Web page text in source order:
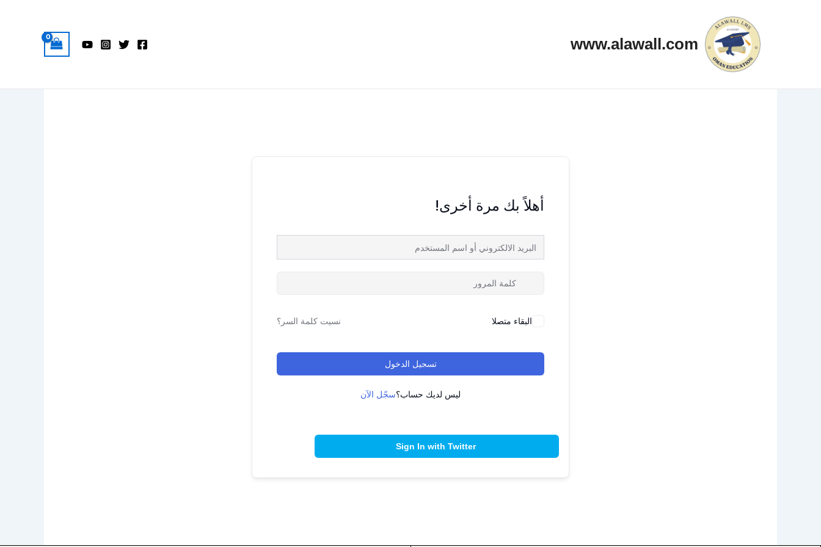
www.alawall.com
أهلاً بك مرة أخرى!
البقاء متصلا نسيت كلمة السر؟
تسجيل الدخول
ليس لديك حساب؟سجّل الآن
Sign In with Twitter